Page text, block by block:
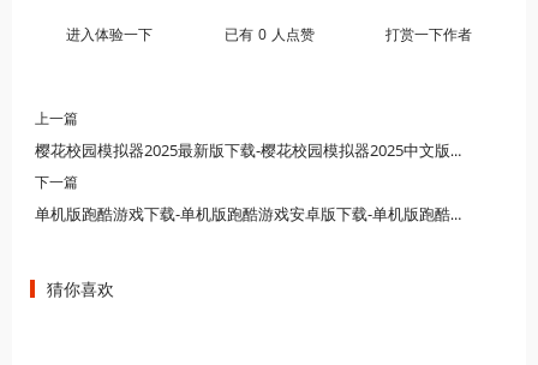
进入体验一下 已有 0 人点赞 打赏一下作者
上一篇
樱花校园模拟器2025最新版下载-樱花校园模拟器2025中文版下载
下一篇
单机版跑酷游戏下载-单机版跑酷游戏安卓版下载-单机版跑酷游戏免费下载
猜你喜欢